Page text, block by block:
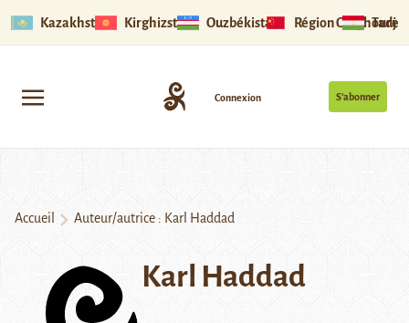
Kazakhstan Kirghizstan Ouzbékistan Région Ouïghoure
S’abonner
Connexion
Accueil Auteur/autrice : Karl Haddad
Karl Haddad